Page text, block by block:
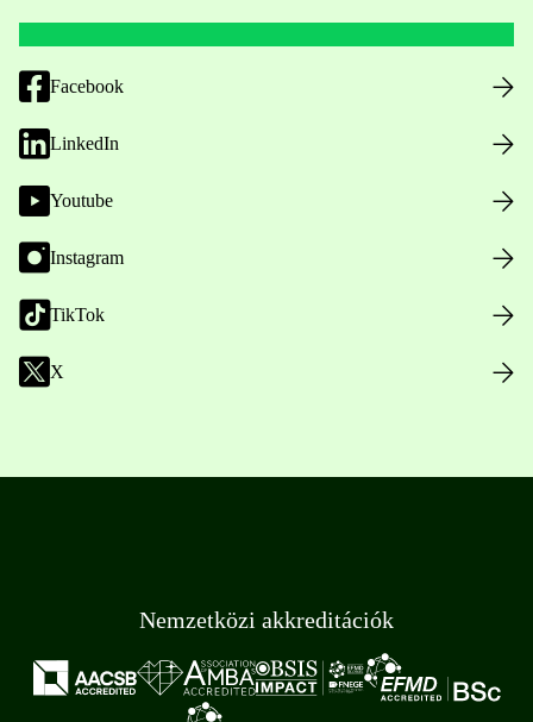
Facebook
LinkedIn
Youtube
Instagram
TikTok
X
Nemzetközi akkreditációk